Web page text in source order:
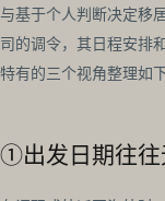
与基于个人判断决定移
司的调令，其日程安排
特有的三个视角整理如下
①出发日期往往